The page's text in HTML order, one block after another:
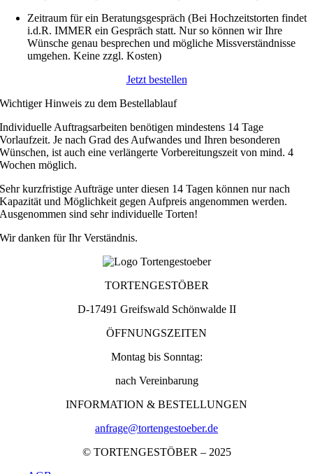
Zeitraum für ein Beratungsgespräch (Bei Hochzeitstorten findet
i.d.R. IMMER ein Gespräch statt. Nur so können wir Ihre
Wünsche genau besprechen und mögliche Missverständnisse
umgehen. Keine zzgl. Kosten)
Jetzt bestellen
Wichtiger Hinweis zu dem Bestellablauf
Individuelle Auftragsarbeiten benötigen mindestens 14 Tage
Vorlaufzeit. Je nach Grad des Aufwandes und Ihren besonderen
Wünschen, ist auch eine verlängerte Vorbereitungszeit von mind. 4
Wochen möglich.
Sehr kurzfristige Aufträge unter diesen 14 Tagen können nur nach
Kapazität und Möglichkeit gegen Aufpreis angenommen werden.
Ausgenommen sind sehr individuelle Torten!
Wir danken für Ihr Verständnis.
TORTENGESTÖBER
D-17491 Greifswald Schönwalde II
ÖFFNUNGSZEITEN
Montag bis Sonntag:
nach Vereinbarung
INFORMATION & BESTELLUNGEN
anfrage@tortengestoeber.de
© TORTENGESTÖBER – 2025